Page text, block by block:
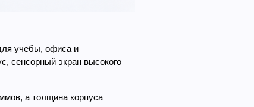
учебы, офиса и
сенсорный экран высокого
а толщина корпуса